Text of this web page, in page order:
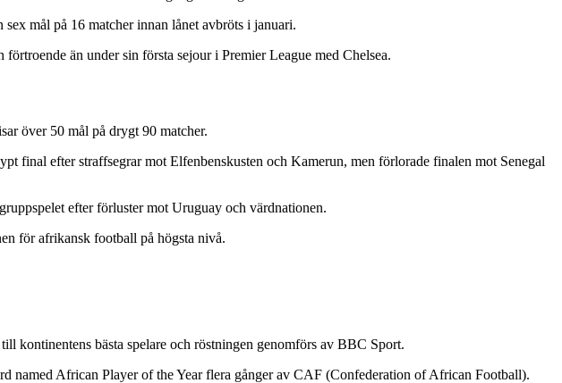
mål på 16 matcher innan lånet avbröts i januari.
än under sin första sejour i Premier League med Chelsea.
över 50 mål på drygt 90 matcher.
efter straffsegrar mot Elfenbenskusten och Kamerun, men förlorade finalen mot Senegal
efter förluster mot Uruguay och värdnationen.
för afrikansk football på högsta nivå.
kontinentens bästa spelare och röstningen genomförs av BBC Sport.
African Player of the Year flera gånger av CAF (Confederation of African Football).